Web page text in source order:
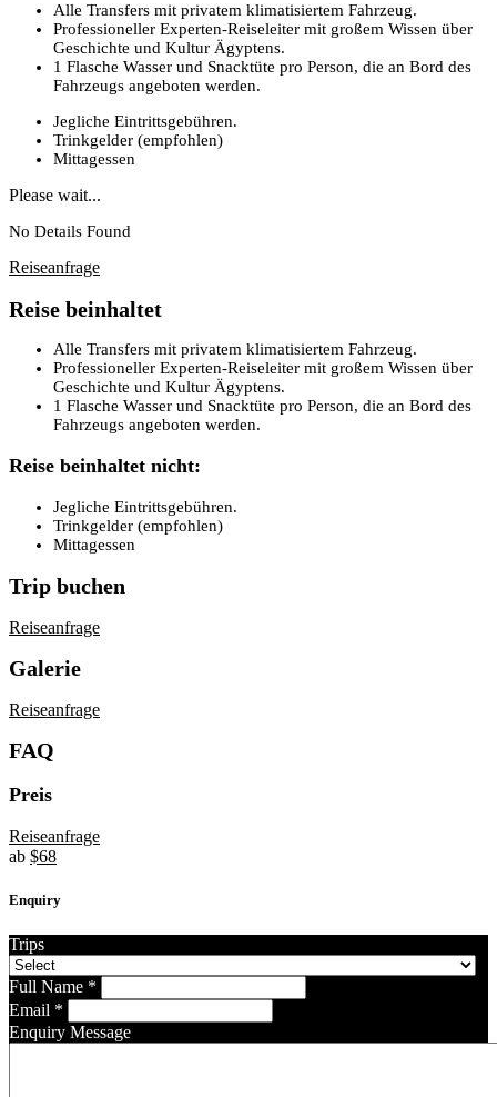
Alle Transfers mit privatem klimatisiertem Fahrzeug.
Professioneller Experten-Reiseleiter mit großem Wissen über
Geschichte und Kultur Ägyptens.
1 Flasche Wasser und Snacktüte pro Person, die an Bord des
Fahrzeugs angeboten werden.
Jegliche Eintrittsgebühren.
Trinkgelder (empfohlen)
Mittagessen
Please wait...
No Details Found
Reiseanfrage
Reise beinhaltet
Alle Transfers mit privatem klimatisiertem Fahrzeug.
Professioneller Experten-Reiseleiter mit großem Wissen über
Geschichte und Kultur Ägyptens.
1 Flasche Wasser und Snacktüte pro Person, die an Bord des
Fahrzeugs angeboten werden.
Reise beinhaltet nicht:
Jegliche Eintrittsgebühren.
Trinkgelder (empfohlen)
Mittagessen
Trip buchen
Reiseanfrage
Galerie
Reiseanfrage
FAQ
Preis
Reiseanfrage
ab $68
Enquiry
Trips
Full Name *
Email *
Enquiry Message